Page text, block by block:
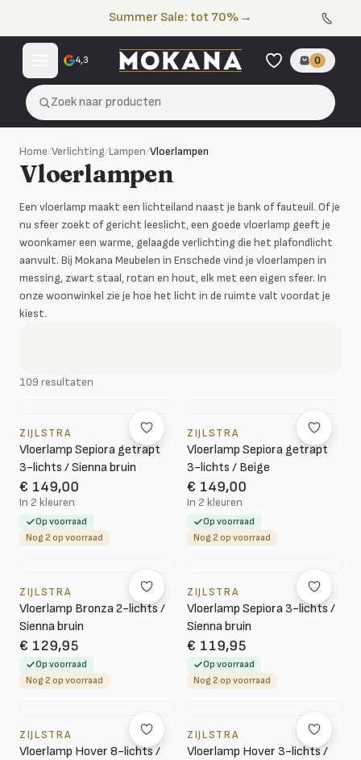
Summer Sale: tot 70% →
4,3 0
Zoek naar producten
Home/Verlichting/Lampen/Vloerlampen
Vloerlampen
Een vloerlamp maakt een lichteiland naast je bank of fauteuil. Of je
nu sfeer zoekt of gericht leeslicht, een goede vloerlamp geeft je
woonkamer een warme, gelaagde verlichting die het plafondlicht
aanvult. Bij Mokana Meubelen in Enschede vind je vloerlampen in
messing, zwart staal, rotan en hout, elk met een eigen sfeer. In
onze woonwinkel zie je hoe het licht in de ruimte valt voordat je
kiest.
109 resultaten
ZIJLSTRA
Vloerlamp Sepiora getrapt
3-lichts / Sienna bruin
€ 149,00
In 2 kleuren
Op voorraad
Nog 2 op voorraad
ZIJLSTRA
Vloerlamp Sepiora getrapt
3-lichts / Beige
€ 149,00
In 2 kleuren
Op voorraad
Nog 2 op voorraad
ZIJLSTRA
Vloerlamp Bronza 2-lichts /
Sienna bruin
€ 129,95
Op voorraad
Nog 2 op voorraad
ZIJLSTRA
Vloerlamp Sepiora 3-lichts /
Sienna bruin
€ 119,95
Op voorraad
Nog 2 op voorraad
ZIJLSTRA
Vloerlamp Hover 8-lichts /
ZIJLSTRA
Vloerlamp Hover 3-lichts /